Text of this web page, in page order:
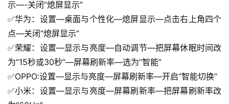
示—-关闭“熄屏显示”
✅华为：设置—桌面与个性化—熄屏显示—点击右上角四个
点—关闭“熄屏显示”
✅荣耀：设置—显示与亮度—自动调节—把屏幕休眠时间改
为“15秒或30秒”—屏幕刷新率—选为“智能”
✅OPPO:设置—显示与亮度—屏幕刷新率—开启“智能切换”
✅小米：设置—显示与亮度—屏幕刷新率—把屏幕刷新率改